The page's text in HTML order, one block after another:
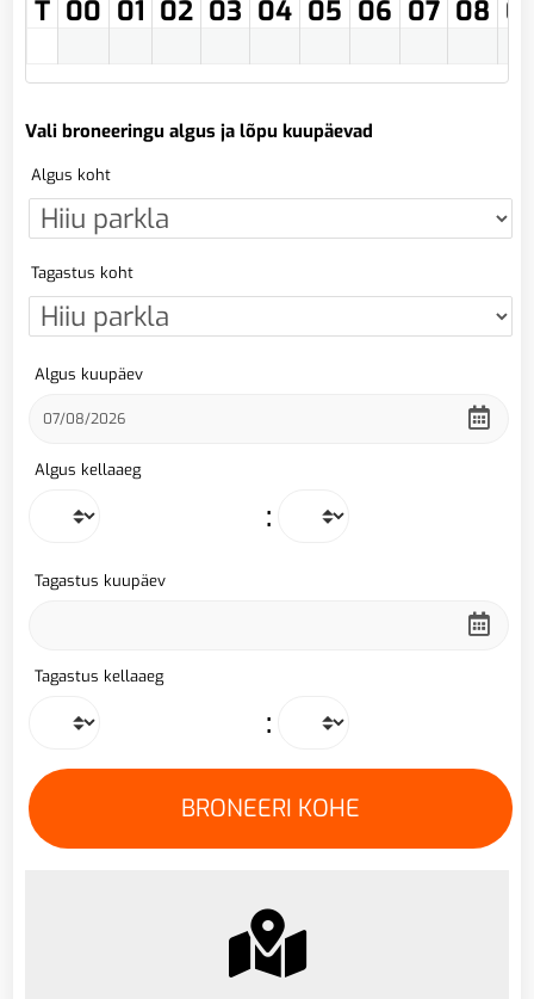
T 00 01 02 03 04 05 06 07 08
Vali broneeringu algus ja lõpu kuupäevad
Algus koht
Tagastus koht
Algus kuupäev
Algus kellaaeg
:
Tagastus kuupäev
Tagastus kellaaeg
: